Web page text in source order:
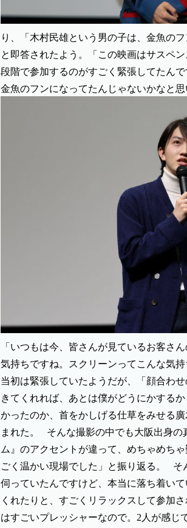
り、「木村民雄という男の子は、金魚の
と即答されたよう。「この映画はサスペ
段階で参加するのがすごく緊張してたん
金魚のフンになってたんじゃないかなと思
「いつもは今、皆さんが見ているお客さ
気持ちですね。スクリーンってこんな気
当初は緊張していたようだが、「顔合わ
きてくれれば、あとは僕がどうにかする
かったのか、首をかしげる仕草をみせる
まれた。
そんな撮影の中でも大阪出身
ム』のアクセントが違って、めちゃめち
ごく温かい現場でした」と振り返る。
そ
伺っていたんですけど、本当に落ち着い
くれたりと、すごくリラックスして参加
はすごいプレッシャーなので。2人が感